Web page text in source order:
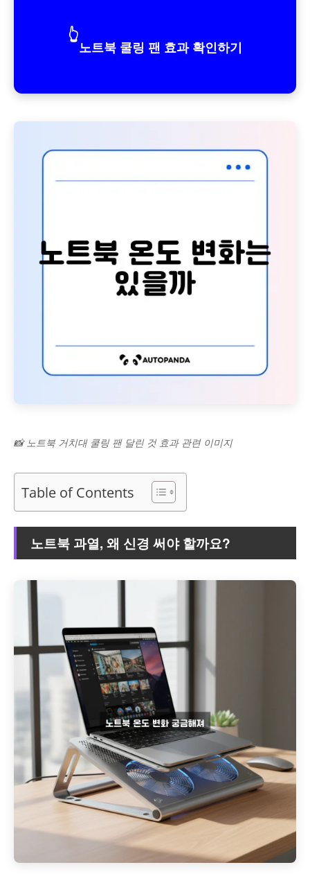
👆
노트북 쿨링 팬 효과 확인하기
📸 노트북 거치대 쿨링 팬 달린 것 효과 관련 이미지
Table of Contents
노트북 과열, 왜 신경 써야 할까요?